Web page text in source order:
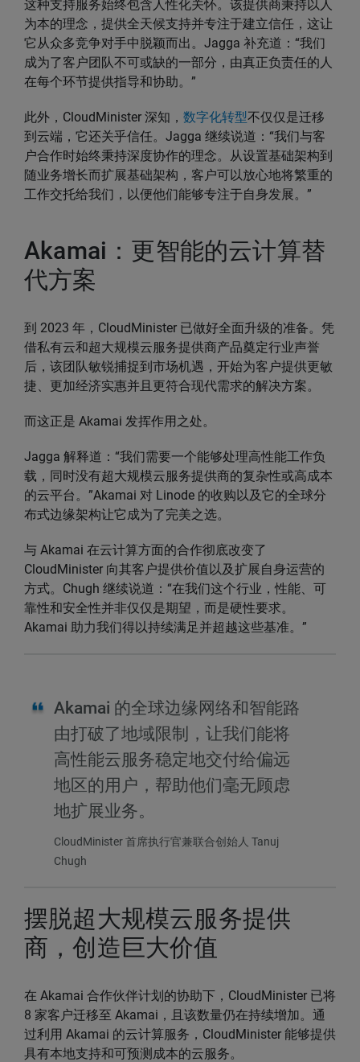
这种支持服务始终包含人性化关怀。该提供商秉持以人
为本的理念，提供全天候支持并专注于建立信任，这让
它从众多竞争对手中脱颖而出。Jagga 补充道：“我们
成为了客户团队不可或缺的一部分，由真正负责任的人
在每个环节提供指导和协助。”
此外，CloudMinister 深知， 数字化转型不仅仅是迁移
到云端，它还关乎信任。Jagga 继续说道：“我们与客
户合作时始终秉持深度协作的理念。从设置基础架构到
随业务增长而扩展基础架构，客户可以放心地将繁重的
工作交托给我们，以便他们能够专注于自身发展。”
Akamai：更智能的云计算替
代方案
到 2023 年，CloudMinister 已做好全面升级的准备。凭
借私有云和超大规模云服务提供商产品奠定行业声誉
后，该团队敏锐捕捉到市场机遇，开始为客户提供更敏
捷、更加经济实惠并且更符合现代需求的解决方案。
而这正是 Akamai 发挥作用之处。
Jagga 解释道：“我们需要一个能够处理高性能工作负
载，同时没有超大规模云服务提供商的复杂性或高成本
的云平台。”Akamai 对 Linode 的收购以及它的全球分
布式边缘架构让它成为了完美之选。
与 Akamai 在云计算方面的合作彻底改变了
CloudMinister 向其客户提供价值以及扩展自身运营的
方式。Chugh 继续说道：“在我们这个行业，性能、可
靠性和安全性并非仅仅是期望，而是硬性要求。
Akamai 助力我们得以持续满足并超越这些基准。”
Akamai 的全球边缘网络和智能路
由打破了地域限制，让我们能将
高性能云服务稳定地交付给偏远
地区的用户，帮助他们毫无顾虑
地扩展业务。
CloudMinister 首席执行官兼联合创始人 Tanuj
Chugh
摆脱超大规模云服务提供
商，创造巨大价值
在 Akamai 合作伙伴计划的协助下，CloudMinister 已将
8 家客户迁移至 Akamai，且该数量仍在持续增加。通
过利用 Akamai 的云计算服务，CloudMinister 能够提供
具有本地支持和可预测成本的云服务。